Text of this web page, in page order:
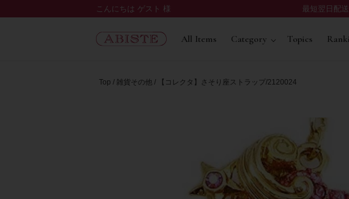
こんにちは ゲスト 様 最短翌日配
All Items Category Topics
Top 雑貨その他 【コレクタ】さそり座ストラップ/2120024